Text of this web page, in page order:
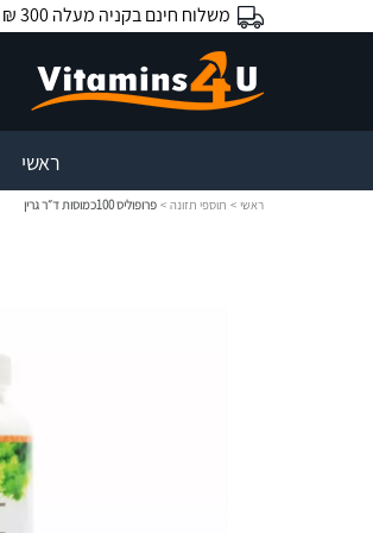
משלוח חינם בקניה מעלה 300 ₪ |
ראשי
ראשי > תוספי תזונה > פרופוליס 100כמוסות ד״ר גרין